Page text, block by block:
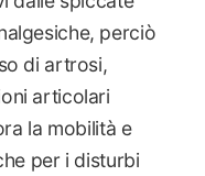
perciò
di artrosi,
articolari
la mobilità e
per i disturbi